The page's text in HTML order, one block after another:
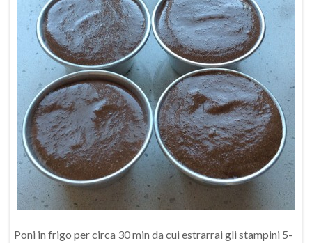
Poni in frigo per circa 30 min da cui estrarrai gli stampini 5-